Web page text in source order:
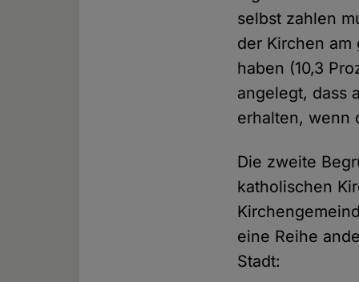
selbst zahlen
der Kirchen am
haben (10,3
angelegt, dass
erhalten, wenn
Die zweite
katholischen
eine Reihe
Stadt: